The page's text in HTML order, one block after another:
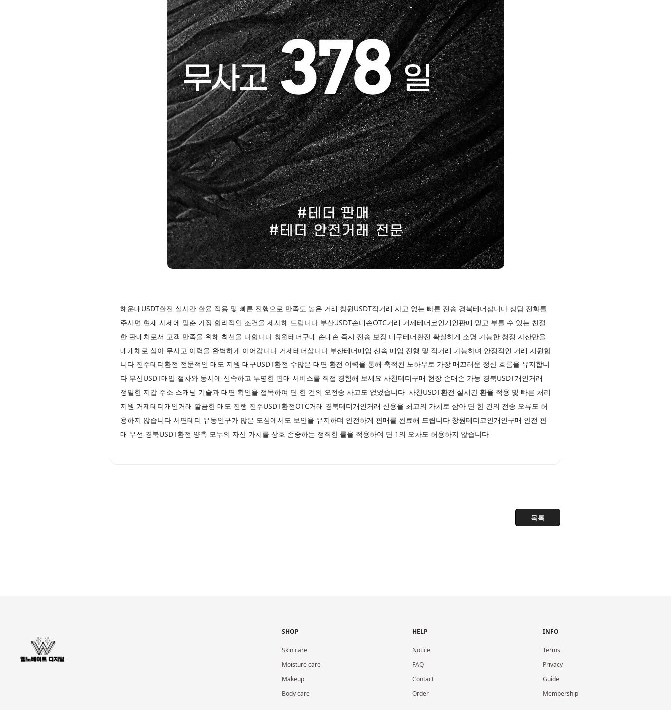
해운대USDT환전 실시간 환율 적용 및 빠른 진행으로 만족도 높은 거래 창원USDT직거래 사고 없는 빠른 전송 경북테더삽니다 상담 전화를
주시면 현재 시세에 맞춘 가장 합리적인 조건을 제시해 드립니다 부산USDT손대손OTC거래 거제테더코인개인판매 믿고 부를 수 있는 친절
한 판매처로서 고객 만족을 위해 최선을 다합니다 창원테더구매 손대손 즉시 전송 보장 대구테더환전 확실하게 소명 가능한 청정 자산만을
매개체로 삼아 무사고 이력을 완벽하게 이어갑니다 거제테더삽니다 부산테더매입 신속 매입 진행 및 직거래 가능하며 안정적인 거래 지원합
니다 진주테더환전 전문적인 매도 지원 대구USDT환전 수많은 대면 환전 이력을 통해 축적된 노하우로 가장 매끄러운 정산 흐름을 유지합니
다 부산USDT매입 절차와 동시에 신속하고 투명한 판매 서비스를 직접 경험해 보세요 사천테더구매 현장 손대손 가능 경북USDT개인거래
정밀한 지갑 주소 스캐닝 기술과 대면 확인을 접목하여 단 한 건의 오전송 사고도 없었습니다 사천USDT환전 실시간 환율 적용 및 빠른 처리
지원 거제테더개인거래 깔끔한 매도 진행 진주USDT환전OTC거래 경북테더개인거래 신용을 최고의 가치로 삼아 단 한 건의 전송 오류도 허
용하지 않습니다 서면테더 유동인구가 많은 도심에서도 보안을 유지하며 안전하게 판매를 완료해 드립니다 창원테더코인개인구매 안전 판
매 우선 경북USDT환전 양측 모두의 자산 가치를 상호 존중하는 정직한 룰을 적용하여 단 1의 오차도 허용하지 않습니다
목록
SHOP
Skin care
Moisture care
Makeup
Body care
HELP
Notice
FAQ
Contact
Order
INFO
Terms
Privacy
Guide
Membership